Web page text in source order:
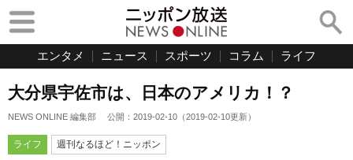
エンタメ ニュース スポーツ コラム ライフ
大分県宇佐市は、日本のアメリカ！？
NEWS ONLINE 編集部 公開： 2019-02-10 （2019-02-10更新）
ライフ 週刊なるほど！ニッポン